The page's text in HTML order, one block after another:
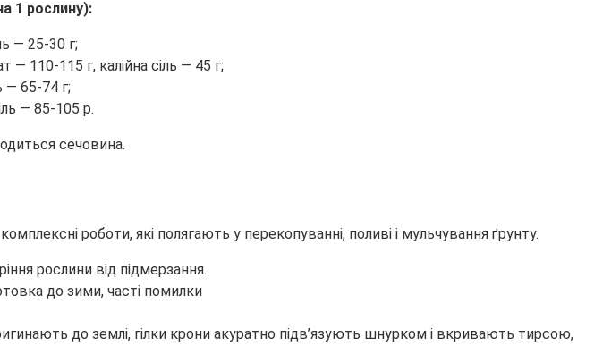
1 рослину):
— 25-30 г;
— 110-115 г, калійна сіль — 45 г;
— 65-74 г;
— 85-105 р.
сечовина.
роботи, які полягають у перекопуванні, поливі і мульчування ґрунту.
рослини від підмерзання.
до землі, гілки крони акуратно підв’язують шнурком і вкривають тирсою,